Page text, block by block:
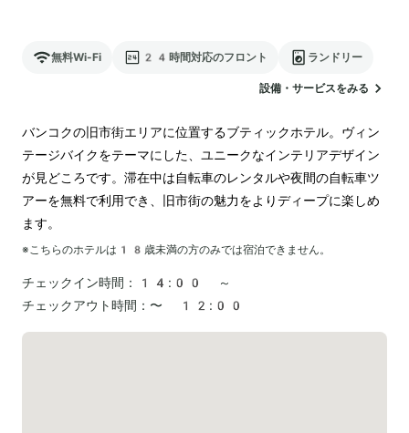
無料Wi-Fi 24時間対応のフロント ランドリー
設備・サービスをみる
バンコクの旧市街エリアに位置するブティックホテル。ヴィン
テージバイクをテーマにした、ユニークなインテリアデザイン
が見どころです。滞在中は自転車のレンタルや夜間の自転車ツ
アーを無料で利用でき、旧市街の魅力をよりディープに楽しめ
ます。
※こちらのホテルは 18 歳未満の方のみでは宿泊できません。
チェックイン時間：
14:00 ～
チェックアウト時間： 〜 12:00